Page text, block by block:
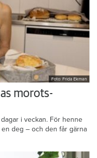
Foto: Frida Ekman
morots-
i veckan. För henne
deg – och den får gärna